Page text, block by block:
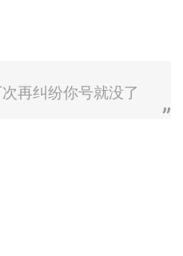
再纠纷你号就没了